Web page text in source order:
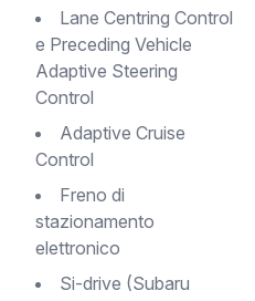
Lane Centring Control
e Preceding Vehicle
Adaptive Steering
Control
Adaptive Cruise
Control
Freno di
stazionamento
elettronico
Si-drive (Subaru